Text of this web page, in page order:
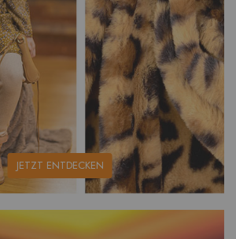
JETZT ENTDECKEN